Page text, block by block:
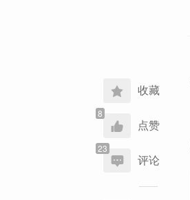
收藏
点赞
评论